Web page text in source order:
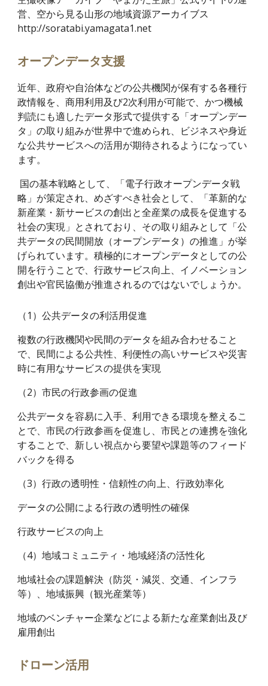
営、空から見る山形の地域資源アーカイブス
http://soratabi.yamagata1.net
オープンデータ支援
近年、政府や自治体などの公共機関が保有する各種行
政情報を、商用利用及び2次利用が可能で、かつ機械
判読にも適したデータ形式で提供する「オープンデー
タ」の取り組みが世界中で進められ、ビジネスや身近
な公共サービスへの活用が期待されるようになってい
ます。
国の基本戦略として、「電子行政オープンデータ戦
略」が策定され、めざすべき社会として、「革新的な
新産業・新サービスの創出と全産業の成長を促進する
社会の実現」とされており、その取り組みとして「公
共データの民間開放（オープンデータ）の推進」が挙
げられています。積極的にオープンデータとしての公
開を行うことで、行政サービス向上、イノベーション
創出や官民協働が推進されるのではないでしょうか。
（1）公共データの利活用促進
複数の行政機関や民間のデータを組み合わせること
で、民間による公共性、利便性の高いサービスや災害
時に有用なサービスの提供を実現
（2）市民の行政参画の促進
公共データを容易に入手、利用できる環境を整えるこ
とで、市民の行政参画を促進し、市民との連携を強化
することで、新しい視点から要望や課題等のフィード
バックを得る
（3）行政の透明性・信頼性の向上、行政効率化
データの公開による行政の透明性の確保
行政サービスの向上
（4）地域コミュニティ・地域経済の活性化
地域社会の課題解決（防災・減災、交通、インフラ
等）、地域振興（観光産業等）
地域のベンチャー企業などによる新たな産業創出及び
雇用創出
ドローン活用